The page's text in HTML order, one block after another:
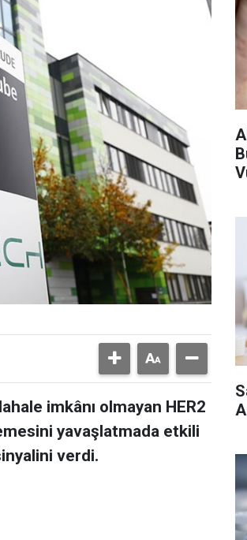
imkânı olmayan HER2
yavaşlatmada etkili
verdi.